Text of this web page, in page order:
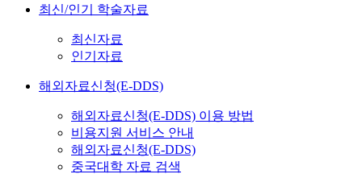
최신/인기 학술자료
최신자료
인기자료
해외자료신청(E-DDS)
해외자료신청(E-DDS) 이용 방법
비용지원 서비스 안내
해외자료신청(E-DDS)
중국대학 자료 검색